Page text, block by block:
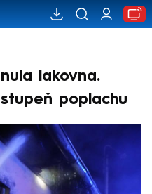
lakovna.
poplachu